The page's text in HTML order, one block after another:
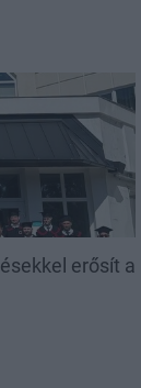
erősít a